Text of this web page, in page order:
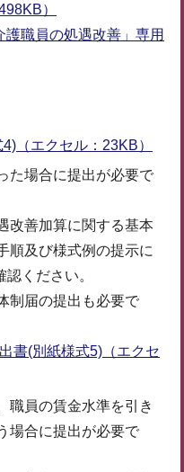
）
職員の処遇改善」専用
（エクセル：23KB）
た場合に提出が必要で
改善加算に関する基本
順及び様式例の提示に
ください。
制届の提出も必要で
書(別紙様式5)（エクセ
職員の賃金水準を引き
場合に提出が必要で